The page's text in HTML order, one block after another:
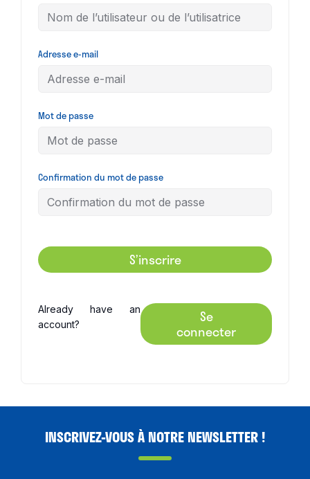
Adresse e-mail
Mot de passe
Confirmation du mot de passe
S’inscrire
Already have an
account?
Se
connecter
INSCRIVEZ-VOUS À NOTRE NEWSLETTER !